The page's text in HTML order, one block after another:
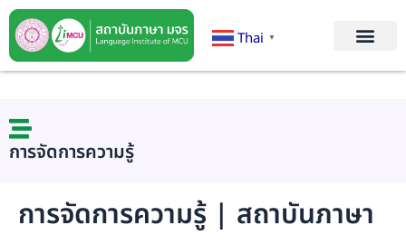
Thai ▼
การจัดการความรู้
การจัดการความรู้ | สถาบันภาษา